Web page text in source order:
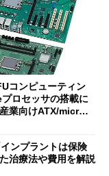
コンピューティン
ロセッサの搭載に
業向けATX/micro
ンプラントは保険
治療法や費用を解説